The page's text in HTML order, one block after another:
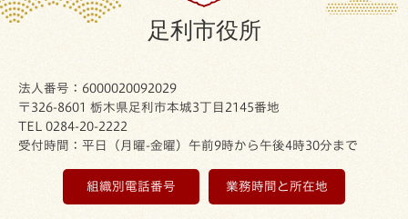
足利市役所
法人番号：6000020092029
〒326-8601 栃木県足利市本城3丁目2145番地
TEL 0284-20-2222
受付時間：平日（月曜-金曜）午前9時から午後4時30分まで
組織別電話番号 業務時間と所在地